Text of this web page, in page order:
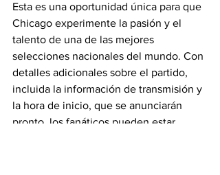
Esta es una oportunidad única para que
Chicago experimente la pasión y el
talento de una de las mejores
selecciones nacionales del mundo. Con
detalles adicionales sobre el partido,
incluida la información de transmisión y
la hora de inicio, que se anunciarán
pronto, los fanáticos pueden estar